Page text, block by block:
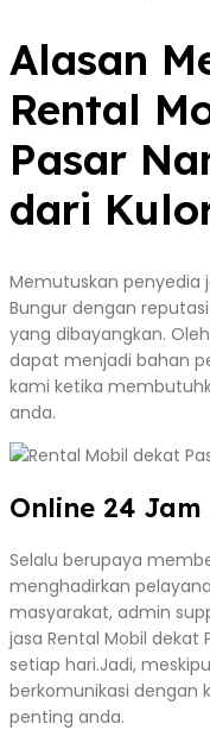
Alasan
Rental
Pasar
dari
Memutuskan penyedia
Bungur dengan
yang dibayangkan.
dapat menjadi bahan
kami ketika
anda.
Online 24 Jam
Selalu berupaya
menghadirkan
masyarakat, admin
jasa Rental Mobil dekat
setiap hari.Jadi,
berkomunikasi dengan
penting anda.